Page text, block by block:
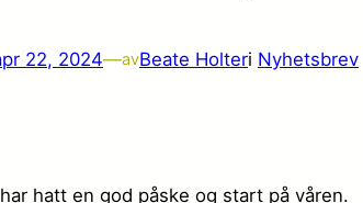
22, 2024—avBeate Holteri Nyhetsbrev
hatt en god påske og start på våren.